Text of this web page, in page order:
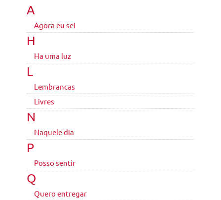
A
Agora eu sei
H
Ha uma luz
L
Lembrancas
Livres
N
Naquele dia
P
Posso sentir
Q
Quero entregar